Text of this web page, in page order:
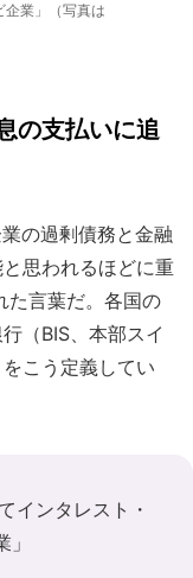
企業」（写真は
の支払いに追
の過剰債務と金融
思われるほどに重
た言葉だ。各国の
（BIS、本部スイ
こう定義してい
インタレスト・